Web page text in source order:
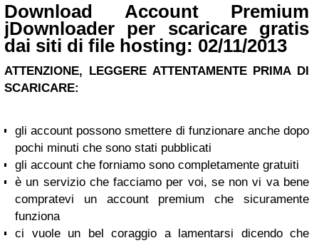
Download Account Premium
jDownloader per scaricare gratis
dai siti di file hosting: 02/11/2013
ATTENZIONE, LEGGERE ATTENTAMENTE PRIMA DI
SCARICARE:
gli account possono smettere di funzionare anche dopo
pochi minuti che sono stati pubblicati
gli account che forniamo sono completamente gratuiti
è un servizio che facciamo per voi, se non vi va bene
compratevi un account premium che sicuramente
funziona
ci vuole un bel coraggio a lamentarsi dicendo che